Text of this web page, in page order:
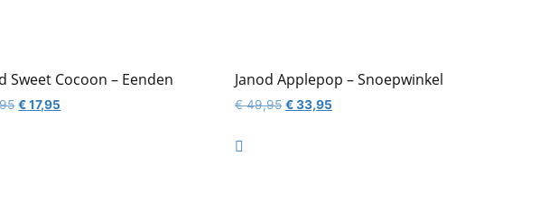
Sweet Cocoon – Eenden
Oorspronkelijke
€17,95Huidige
Janod Applepop – Snoepwinkel
€49,95 Oorspronkelijke
€33,95Huidige
